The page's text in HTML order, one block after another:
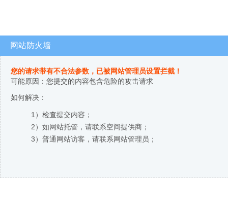
网站防火墙
您的请求带有不合法参数，已被网站管理员设置拦截！
可能原因：您提交的内容包含危险的攻击请求
如何解决：
1）检查提交内容；
2）如网站托管，请联系空间提供商；
3）普通网站访客，请联系网站管理员；